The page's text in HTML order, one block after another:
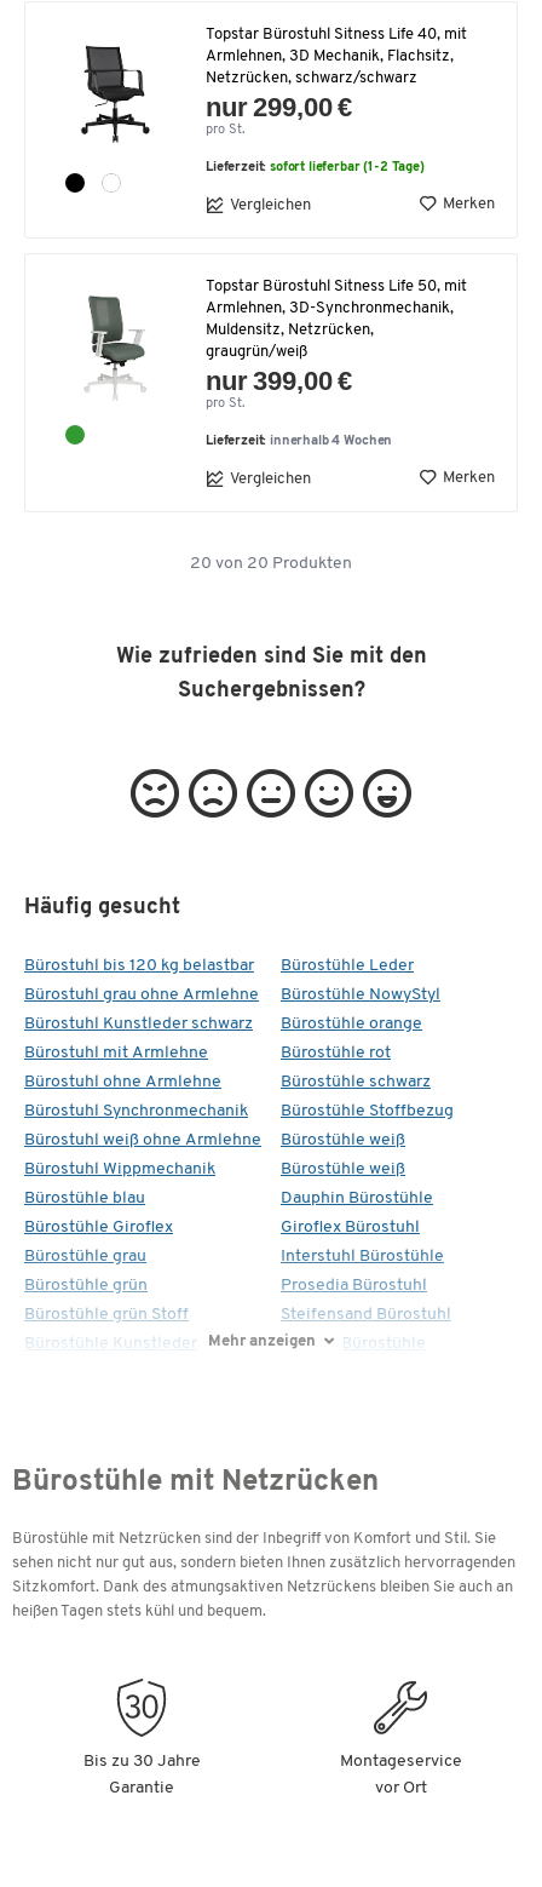
Topstar Bürostuhl Sitness Life 40, mit
Armlehnen, 3D Mechanik, Flachsitz,
Netzrücken, schwarz/schwarz
nur 299,00 €
pro St.
Lieferzeit:sofort lieferbar (1-2 Tage)
Vergleichen Merken
Topstar Bürostuhl Sitness Life 50, mit
Armlehnen, 3D-Synchronmechanik,
Muldensitz, Netzrücken,
graugrün/weiß
nur 399,00 €
pro St.
Lieferzeit: innerhalb 4 Wochen
Vergleichen Merken
20 von 20 Produkten
Wie zufrieden sind Sie mit den
Suchergebnissen?
Häufig gesucht
Bürostuhl bis 120 kg belastbar
Bürostuhl grau ohne Armlehne
Bürostuhl Kunstleder schwarz
Bürostuhl mit Armlehne
Bürostuhl ohne Armlehne
Bürostuhl Synchronmechanik
Bürostuhl weiß ohne Armlehne
Bürostuhl Wippmechanik
Bürostühle blau
Bürostühle Giroflex
Bürostühle grau
Bürostühle grün
Bürostühle grün Stoff
Bürostühle Kunstleder
Bürostühle Leder
Bürostühle NowyStyl
Bürostühle orange
Bürostühle rot
Bürostühle schwarz
Bürostühle Stoffbezug
Bürostühle weiß
Bürostühle weiß
Dauphin Bürostühle
Giroflex Bürostuhl
Interstuhl Bürostühle
Prosedia Bürostuhl
Steifensand Bürostuhl
Topstar Bürostühle
Mehr anzeigen
Bürostühle mit Netzrücken
Bürostühle mit Netzrücken sind der Inbegriff von Komfort und Stil. Sie
sehen nicht nur gut aus, sondern bieten Ihnen zusätzlich hervorragenden
Sitzkomfort. Dank des atmungsaktiven Netzrückens bleiben Sie auch an
heißen Tagen stets kühl und bequem.
Bis zu 30 Jahre
Garantie
Montageservice
vor Ort